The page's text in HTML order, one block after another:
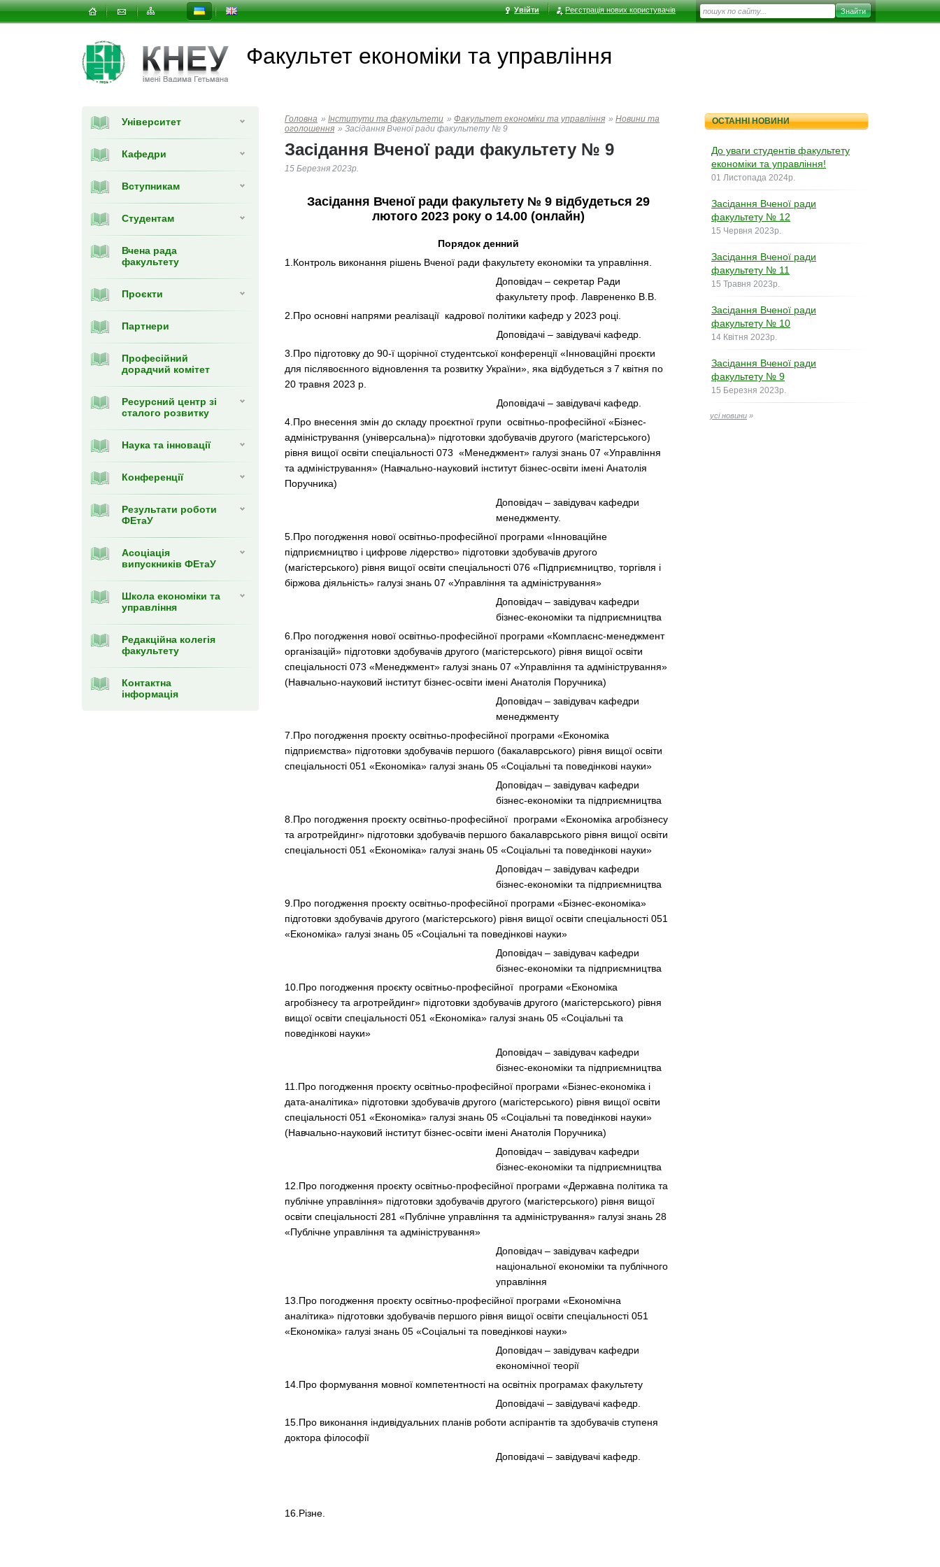
Увійти Реєстрація нових користувачів
Факультет економiки та управлiння
Університет
Кафедри
Вступникам
Студентам
Вчена рада
факультету
Проєкти
Партнери
Професійний
дорадчий комітет
Ресурсний центр зі
сталого розвитку
Наука та інновації
Конференції
Результати роботи
ФЕтаУ
Асоціація
випускників ФЕтаУ
Школа економіки та
управління
Редакційна колегія
факультету
Контактна
інформація
Головна » Інститути та факультети » Факультет економiки та управлiння » Новини та
оголошення » Засідання Вченої ради факультету № 9
Засідання Вченої ради факультету № 9
15 Березня 2023р.
Засідання Вченої ради факультету № 9 відбудеться 29
лютого 2023 року о 14.00 (онлайн)
Порядок денний
1.Контроль виконання рішень Вченої ради факультету економіки та управління.
Доповідач – секретар Ради
факультету проф. Лаврененко В.В.
2.Про основні напрями реалізації кадрової політики кафедр у 2023 році.
Доповідачі – завідувачі кафедр.
3.Про підготовку до 90-ї щорічної студентської конференції «Інноваційні проєкти
для післявоєнного відновлення та розвитку України», яка відбудеться з 7 квітня по
20 травня 2023 р.
Доповідачі – завідувачі кафедр.
4.Про внесення змін до складу проєктної групи освітньо-професійної «Бізнес-
адміністрування (універсальна)» підготовки здобувачів другого (магістерського)
рівня вищої освіти спеціальності 073 «Менеджмент» галузі знань 07 «Управління
та адміністрування» (Навчально-науковий інститут бізнес-освіти імені Анатолія
Поручника)
Доповідач – завідувач кафедри
менеджменту.
5.Про погодження нової освітньо-професійної програми «Інноваційне
підприємництво і цифрове лідерство» підготовки здобувачів другого
(магістерського) рівня вищої освіти спеціальності 076 «Підприємництво, торгівля і
біржова діяльність» галузі знань 07 «Управління та адміністрування»
Доповідач – завідувач кафедри
бізнес-економіки та підприємництва
6.Про погодження нової освітньо-професійної програми «Комплаєнс-менеджмент
організацій» підготовки здобувачів другого (магістерського) рівня вищої освіти
спеціальності 073 «Менеджмент» галузі знань 07 «Управління та адміністрування»
(Навчально-науковий інститут бізнес-освіти імені Анатолія Поручника)
Доповідач – завідувач кафедри
менеджменту
7.Про погодження проєкту освітньо-професійної програми «Економіка
підприємства» підготовки здобувачів першого (бакалаврського) рівня вищої освіти
спеціальності 051 «Економіка» галузі знань 05 «Соціальні та поведінкові науки»
Доповідач – завідувач кафедри
бізнес-економіки та підприємництва
8.Про погодження проєкту освітньо-професійної програми «Економіка агробізнесу
та агротрейдинг» підготовки здобувачів першого бакалаврського рівня вищої освіти
спеціальності 051 «Економіка» галузі знань 05 «Соціальні та поведінкові науки»
Доповідач – завідувач кафедри
бізнес-економіки та підприємництва
9.Про погодження проєкту освітньо-професійної програми «Бізнес-економіка»
підготовки здобувачів другого (магістерського) рівня вищої освіти спеціальності 051
«Економіка» галузі знань 05 «Соціальні та поведінкові науки»
Доповідач – завідувач кафедри
бізнес-економіки та підприємництва
10.Про погодження проєкту освітньо-професійної програми «Економіка
агробізнесу та агротрейдинг» підготовки здобувачів другого (магістерського) рівня
вищої освіти спеціальності 051 «Економіка» галузі знань 05 «Соціальні та
поведінкові науки»
Доповідач – завідувач кафедри
бізнес-економіки та підприємництва
11.Про погодження проєкту освітньо-професійної програми «Бізнес-економіка і
дата-аналітика» підготовки здобувачів другого (магістерського) рівня вищої освіти
спеціальності 051 «Економіка» галузі знань 05 «Соціальні та поведінкові науки»
(Навчально-науковий інститут бізнес-освіти імені Анатолія Поручника)
Доповідач – завідувач кафедри
бізнес-економіки та підприємництва
12.Про погодження проєкту освітньо-професійної програми «Державна політика та
публічне управління» підготовки здобувачів другого (магістерського) рівня вищої
освіти спеціальності 281 «Публічне управління та адміністрування» галузі знань 28
«Публічне управління та адміністрування»
Доповідач – завідувач кафедри
національної економіки та публічного
управління
13.Про погодження проєкту освітньо-професійної програми «Економічна
аналітика» підготовки здобувачів першого рівня вищої освіти спеціальності 051
«Економіка» галузі знань 05 «Соціальні та поведінкові науки»
Доповідач – завідувач кафедри
економічної теорії
14.Про формування мовної компетентності на освітніх програмах факультету
Доповідачі – завідувачі кафедр.
15.Про виконання індивідуальних планів роботи аспірантів та здобувачів ступеня
доктора філософії
Доповідачі – завідувачі кафедр.
16.Різне.
ОСТАННІ НОВИНИ
До уваги студентів факультету
економіки та управління!
01 Листопада 2024р.
Засідання Вченої ради
факультету № 12
15 Червня 2023р.
Засідання Вченої ради
факультету № 11
15 Травня 2023р.
Засідання Вченої ради
факультету № 10
14 Квітня 2023р.
Засідання Вченої ради
факультету № 9
15 Березня 2023р.
усі новини »